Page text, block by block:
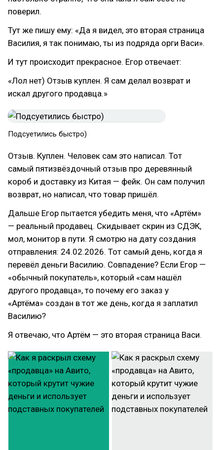
поверил.
Тут же пишу ему: «Да я видел, это вторая страница
Василия, я так понимаю, ты из подряда орги Васи».
И тут происходит прекрасное. Егор отвечает:
«Лол нет) Отзыв куплен. Я сам делал возврат и
искал другого продавца.»
Подсуетились быстро)
Отзыв. Куплен. Человек сам это написал. Тот
самый пятизвёздочный отзыв про деревянный
короб и доставку из Китая — фейк. Он сам получил
возврат, но написал, что товар пришёл.
Дальше Егор пытается убедить меня, что «Артём»
— реальный продавец. Скидывает скрин из СДЭК,
мол, монитор в пути. Я смотрю на дату создания
отправления: 24.02.2026. Тот самый день, когда я
перевёл деньги Василию. Совпадение? Если Егор —
«обычный покупатель», который «сам нашёл
другого продавца», то почему его заказ у
«Артёма» создан в тот же день, когда я заплатил
Василию?
Я отвечаю, что Артём — это вторая страница Васи.